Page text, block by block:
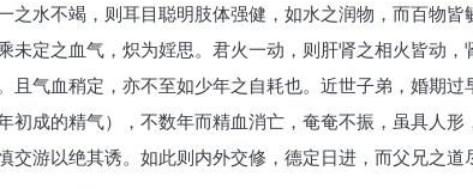
水不竭，则耳目聪明肢体强健，如水之润物，而百物皆
定之血气，炽为婬思。君火一动，则肝肾之相火皆动，
气血稍定，亦不至如少年之自耗也。近世子弟，婚期过
成的精气），不数年而精血消亡，奄奄不振，虽具人形
游以绝其诱。如此则内外交修，德定日进，而父兄之